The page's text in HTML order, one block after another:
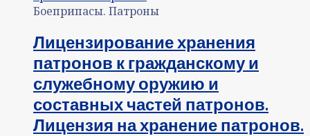
Боеприпасы. Патроны
Лицензирование хранения
патронов к гражданскому и
служебному оружию и
составных частей патронов.
Лицензия на хранение патронов.